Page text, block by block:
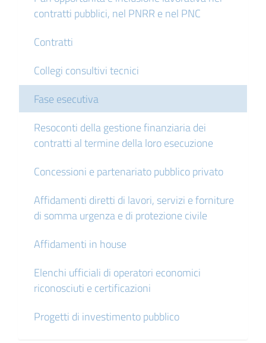
contratti pubblici, nel PNRR e nel PNC
Contratti
Collegi consultivi tecnici
Fase esecutiva
Resoconti della gestione finanziaria dei
contratti al termine della loro esecuzione
Concessioni e partenariato pubblico privato
Affidamenti diretti di lavori, servizi e forniture
di somma urgenza e di protezione civile
Affidamenti in house
Elenchi ufficiali di operatori economici
riconosciuti e certificazioni
Progetti di investimento pubblico